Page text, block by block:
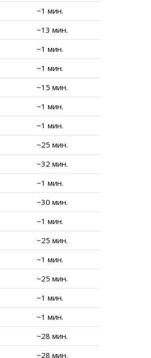
~1 мин.
~13 мин.
~1 мин.
~1 мин.
~15 мин.
~1 мин.
~1 мин.
~25 мин.
~32 мин.
~1 мин.
~30 мин.
~1 мин.
~25 мин.
~1 мин.
~25 мин.
~1 мин.
~1 мин.
~28 мин.
~28 мин.